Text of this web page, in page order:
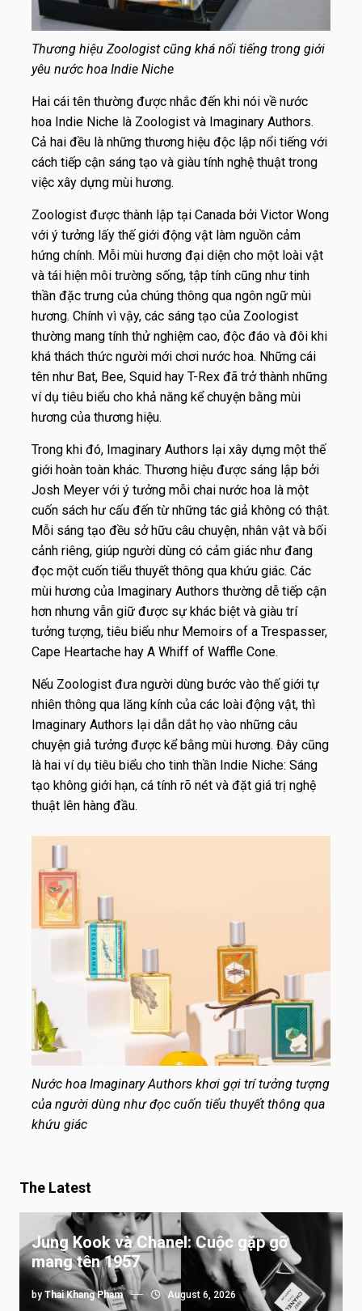
Thương hiệu Zoologist cũng khá nổi tiếng trong giới
yêu nước hoa Indie Niche
Hai cái tên thường được nhắc đến khi nói về nước
hoa Indie Niche là Zoologist và Imaginary Authors.
Cả hai đều là những thương hiệu độc lập nổi tiếng với
cách tiếp cận sáng tạo và giàu tính nghệ thuật trong
việc xây dựng mùi hương.
Zoologist được thành lập tại Canada bởi Victor Wong
với ý tưởng lấy thế giới động vật làm nguồn cảm
hứng chính. Mỗi mùi hương đại diện cho một loài vật
và tái hiện môi trường sống, tập tính cũng như tinh
thần đặc trưng của chúng thông qua ngôn ngữ mùi
hương. Chính vì vậy, các sáng tạo của Zoologist
thường mang tính thử nghiệm cao, độc đáo và đôi khi
khá thách thức người mới chơi nước hoa. Những cái
tên như Bat, Bee, Squid hay T-Rex đã trở thành những
ví dụ tiêu biểu cho khả năng kể chuyện bằng mùi
hương của thương hiệu.
Trong khi đó, Imaginary Authors lại xây dựng một thế
giới hoàn toàn khác. Thương hiệu được sáng lập bởi
Josh Meyer với ý tưởng mỗi chai nước hoa là một
cuốn sách hư cấu đến từ những tác giả không có thật.
Mỗi sáng tạo đều sở hữu câu chuyện, nhân vật và bối
cảnh riêng, giúp người dùng có cảm giác như đang
đọc một cuốn tiểu thuyết thông qua khứu giác. Các
mùi hương của Imaginary Authors thường dễ tiếp cận
hơn nhưng vẫn giữ được sự khác biệt và giàu trí
tưởng tượng, tiêu biểu như Memoirs of a Trespasser,
Cape Heartache hay A Whiff of Waffle Cone.
Nếu Zoologist đưa người dùng bước vào thế giới tự
nhiên thông qua lăng kính của các loài động vật, thì
Imaginary Authors lại dẫn dắt họ vào những câu
chuyện giả tưởng được kể bằng mùi hương. Đây cũng
là hai ví dụ tiêu biểu cho tinh thần Indie Niche: Sáng
tạo không giới hạn, cá tính rõ nét và đặt giá trị nghệ
thuật lên hàng đầu.
Nước hoa Imaginary Authors khơi gợi trí tưởng tượng
của người dùng như đọc cuốn tiểu thuyết thông qua
khứu giác
The Latest
Jung Kook và Chanel: Cuộc gặp gỡ
mang tên 1957
by Thai Khang Pham August 6, 2026